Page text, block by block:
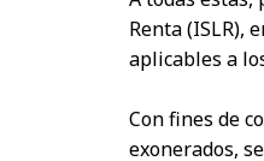
Renta (ISLR),
aplicables a
Con fines de
exonerados,